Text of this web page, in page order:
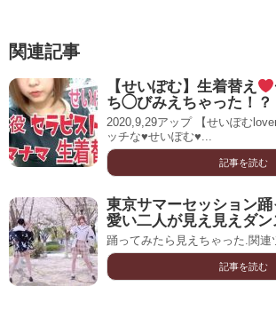
関連記事
【せいぽむ】生着替え
ち◯びみえちゃった！？
2020,9,29アップ 【せいぽむ
ッチな♥️せいぽむ♥...
記事を読む
東京サマーセッション
愛い二人が見え見えダン
踊ってみたら見えちゃった.関連
記事を読む